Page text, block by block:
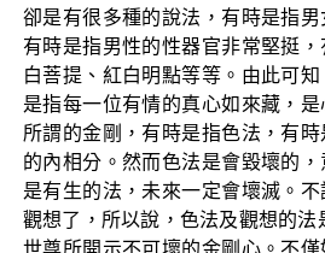
卻是有很多種的說法，有時是指男
有時是指男性的性器官非常堅挺
白菩提、紅白明點等等。由此可知
是指每一位有情的真心如來藏，
所謂的金剛，有時是指色法，有
的內相分。然而色法是會毀壞的，
是有生的法，未來一定會壞滅。
觀想了，所以說，色法及觀想的法
世尊所開示不可壞的金剛心。不